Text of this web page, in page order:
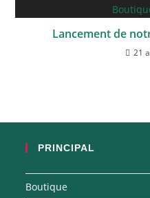
Lancement de
21
PRINCIPAL
Boutique